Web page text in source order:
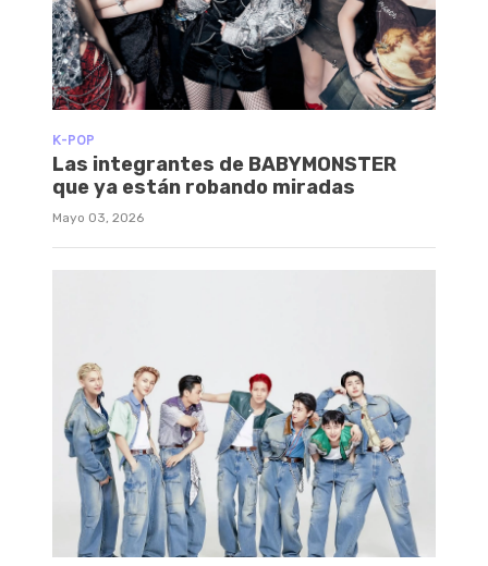
K-POP
Las integrantes de BABYMONSTER
que ya están robando miradas
Mayo 03, 2026